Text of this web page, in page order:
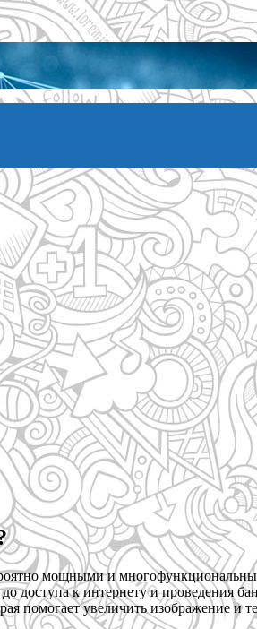
мощными и
доступа к интернету и проведения
помогает увеличить изображение и